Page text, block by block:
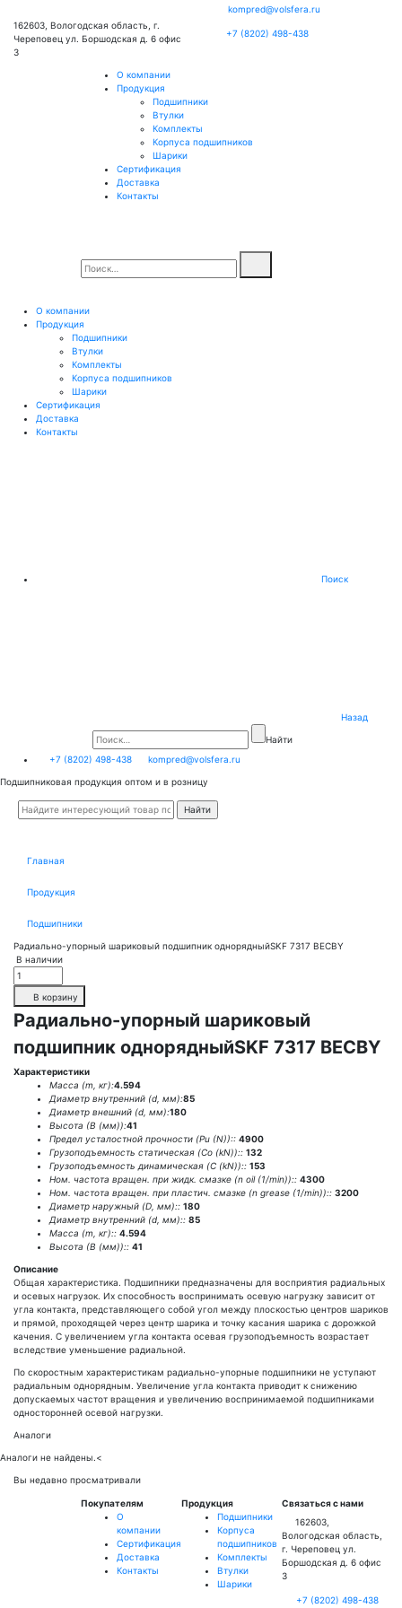
162603, Вологодская область, г.
Череповец ул. Боршодская д. 6 офис
3
kompred@volsfera.ru
+7 (8202) 498-438
О компании
Продукция
Подшипники
Втулки
Комплекты
Корпуса подшипников
Шарики
Сертификация
Доставка
Контакты
О компании
Продукция
Подшипники
Втулки
Комплекты
Корпуса подшипников
Шарики
Сертификация
Доставка
Контакты
Поиск
Назад
Найти
+7 (8202) 498-438
kompred@volsfera.ru
Подшипниковая продукция оптом и в розницу
Главная
Продукция
Подшипники
Радиально-упорный шариковый подшипник однорядныйSKF 7317 BECBY
В наличии
В корзину
Радиально-упорный шариковый
подшипник однорядныйSKF 7317 BECBY
Характеристики
Масса (m, кг):4.594
Диаметр внутренний (d, мм):85
Диаметр внешний (d, мм):180
Высота (В (мм)):41
Предел усталостной прочности (Pu (N)):: 4900
Грузоподъемность статическая (Co (kN)):: 132
Грузоподъемность динамическая (C (kN)):: 153
Ном. частота вращен. при жидк. смазке (n oil (1/min)):: 4300
Ном. частота вращен. при пластич. смазке (n grease (1/min)):: 3200
Диаметр наружный (D, мм):: 180
Диаметр внутренний (d, мм):: 85
Масса (m, кг):: 4.594
Высота (В (мм)):: 41
Описание
Общая характеристика. Подшипники предназначены для восприятия радиальных
и осевых нагрузок. Их способность воспринимать осевую нагрузку зависит от
угла контакта, представляющего собой угол между плоскостью центров шариков
и прямой, проходящей через центр шарика и точку касания шарика с дорожкой
качения. С увеличением угла контакта осевая грузоподъемность возрастает
вследствие уменьшение радиальной.
По скоростным характеристикам радиально-упорные подшипники не уступают
радиальным однорядным. Увеличение угла контакта приводит к снижению
допускаемых частот вращения и увеличению воспринимаемой подшипниками
односторонней осевой нагрузки.
Аналоги
Аналоги не найдены.<
Вы недавно просматривали
Покупателям
О
компании
Сертификация
Доставка
Контакты
Продукция
Подшипники
Корпуса
подшипников
Комплекты
Втулки
Шарики
Связаться с нами
162603,
Вологодская область,
г. Череповец ул.
Боршодская д. 6 офис
3
+7 (8202) 498-438